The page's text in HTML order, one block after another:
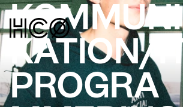
KOMMUNI
KATION/
PROGRA